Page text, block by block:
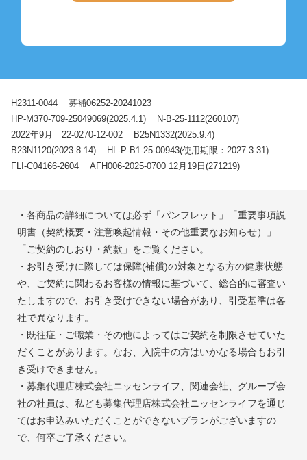
H2311-0044
募補06252-20241023
HP-M370-709-25049069(2025.4.1)
N-B-25-1112(260107)
2022年9月 22-0270-12-002
B25N1332(2025.9.4)
B23N1120(2023.8.14)
HL-P-B1-25-00943(使用期限：2027.3.31)
FLI-C04166-2604
AFH006-2025-0700 12月19日(271219)
・各商品の詳細については必ず「パンフレット」「重要事項説
明書（契約概要・注意喚起情報・その他重要なお知らせ）」
「ご契約のしおり・約款」をご覧ください。
・お引き受けに際しては保障(補償)の対象となる方の健康状態
や、ご契約に関わるお客様の情報に基づいて、総合的に審査い
たしますので、お引き受けできない場合があり、引受基準は各
社で異なります。
・既往症・ご職業・その他によってはご契約を制限させていた
だくことがあります。なお、入院中の方はいかなる場合もお引
き受けできません。
・募集代理店株式会社ニッセンライフ、関連会社、グループ会
社の社員は、私ども募集代理店株式会社ニッセンライフを通じ
てはお申込みいただくことができないプランがございますの
で、何卒ご了承ください。